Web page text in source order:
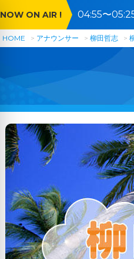
NOW ON AIR ! 04:55〜
HOME アナウンサー 柳田哲志